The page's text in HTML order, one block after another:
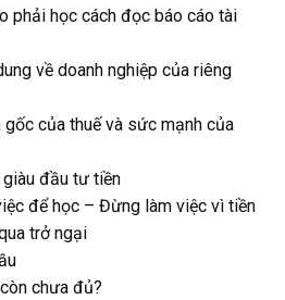
phải học cách đọc báo cáo tài
về doanh nghiệp của riêng
gốc của thuế và sức mạnh của
đầu tư tiền
để học – Đừng làm việc vì tiền
trở ngại
chưa đủ?